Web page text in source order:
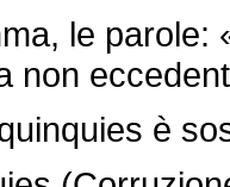
le parole:
non
è